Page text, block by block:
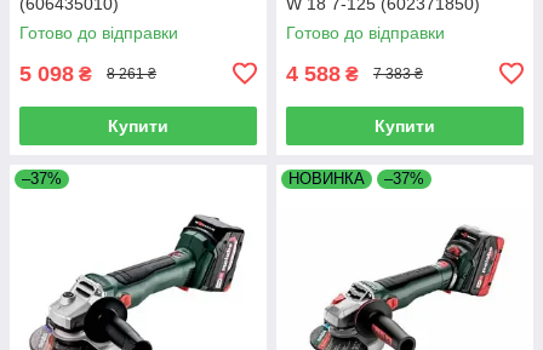
Готово до відправки
5 098 ₴ 8 261 ₴
Купити
Готово до відправки
4 588 ₴ 7 383 ₴
Купити
–37% НОВИНКА –37%